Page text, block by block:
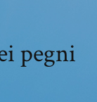
pegni